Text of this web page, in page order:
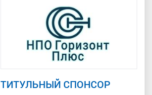
ТИТУЛЬНЫЙ СПОНСОР